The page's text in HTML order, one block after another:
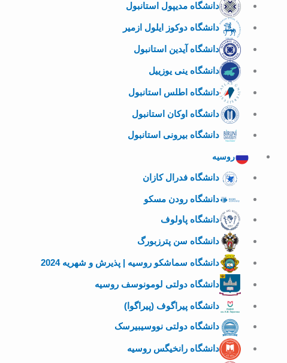
دانشگاه مدیپول استانبول
دانشگاه دوکوز ایلول ازمیر
دانشگاه آیدین استانبول
دانشگاه ینی یوزییل
دانشگاه اطلس استانبول
دانشگاه اوکان استانبول
دانشگاه بیرونی استانبول
روسیه
دانشگاه فدرال کازان
دانشگاه رودن مسکو
دانشگاه پاولوف
دانشگاه سن پترزبورگ
دانشگاه سماشکو روسیه | پذیرش و شهریه 2024
دانشگاه دولتی لومونوسف روسیه
دانشگاه پیراگوف (پیراگوا)
دانشگاه دولتی نووسیبیرسک
دانشگاه رانخیگس روسیه